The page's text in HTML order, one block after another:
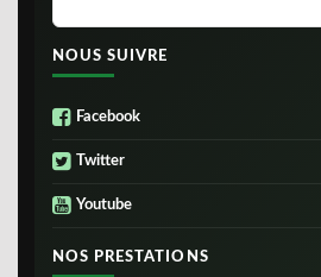
NOUS SUIVRE
Facebook
Twitter
Youtube
NOS PRESTATIONS